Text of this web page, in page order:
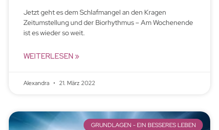
Jetzt geht es dem Schlafmangel an den Kragen
Zeitumstellung und der Biorhythmus – Am Wochenende
ist es wieder so weit.
WEITERLESEN »
Alexandra 21. März 2022
GRUNDLAGEN - EIN BESSERES LEBEN